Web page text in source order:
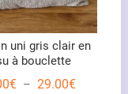
uni gris clair en
à bouclette
€ – 29.00€Plage